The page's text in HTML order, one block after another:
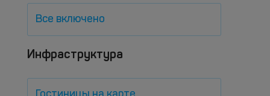
Все включено
Инфраструктура